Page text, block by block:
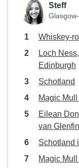
waar ik
charmante
verblijven. Ik
vergelijkbare
een keer doen
Routes en met
Steff
Whiskey-
Loch
Edinburgh
Schotland
Magic
Eilean
van
Schotland
Magic